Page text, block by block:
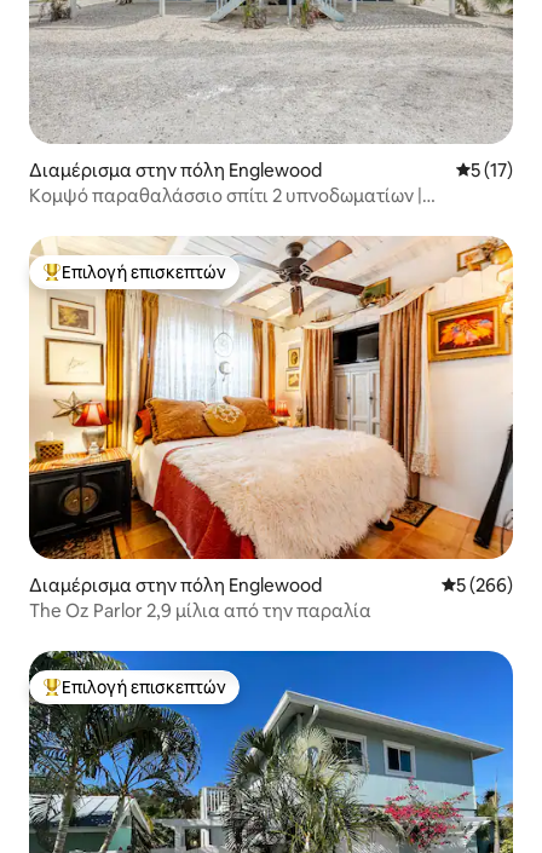
Διαμέρισμα στην πόλη Englewood Μέση
5 (17)
Κομψό παραθαλάσσιο σπίτι 2 υπνοδωματίων |
Κορυφαία επιλογή επισκεπτών
Επιλογή επισκεπτών
Διαμέρισμα στην πόλη Englewood Μέση
5 (266)
The Oz Parlor 2,9 μίλια από την παραλία
Κορυφαία επιλογή επισκεπτών
Επιλογή επισκεπτών